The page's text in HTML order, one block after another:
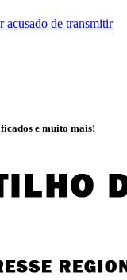
e muito mais!